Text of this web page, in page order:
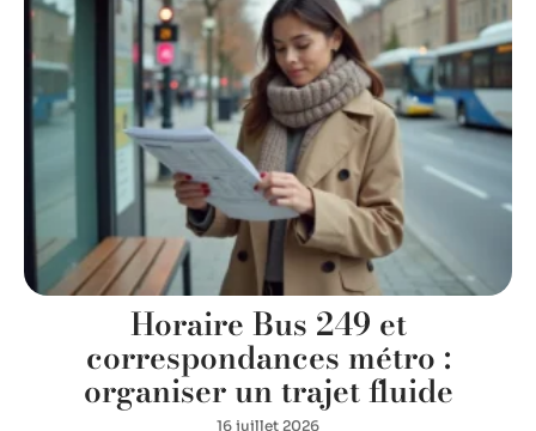
Horaire Bus 249 et
correspondances métro :
organiser un trajet fluide
16 juillet 2026